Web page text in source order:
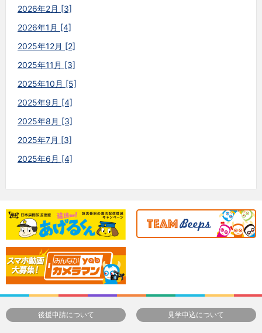
2026年2月 [3]
2026年1月 [4]
2025年12月 [2]
2025年11月 [3]
2025年10月 [5]
2025年9月 [4]
2025年8月 [3]
2025年7月 [3]
2025年6月 [4]
後援申請について 見学申込について